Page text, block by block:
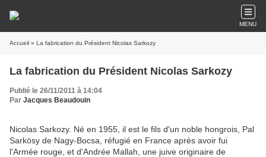
MENU
Accueil » La fabrication du Président Nicolas Sarkozy
La fabrication du Président Nicolas Sarkozy
Publié le 26/11/2011 à 14:04
Par Jacques Beaudouin
Nicolas Sarkozy. Né en 1955, il est le fils d'un noble hongrois, Pal
Sarkösy de Nagy-Bocsa, réfugié en France après avoir fui
l'Armée rouge, et d'Andrée Mallah, une juive originaire de